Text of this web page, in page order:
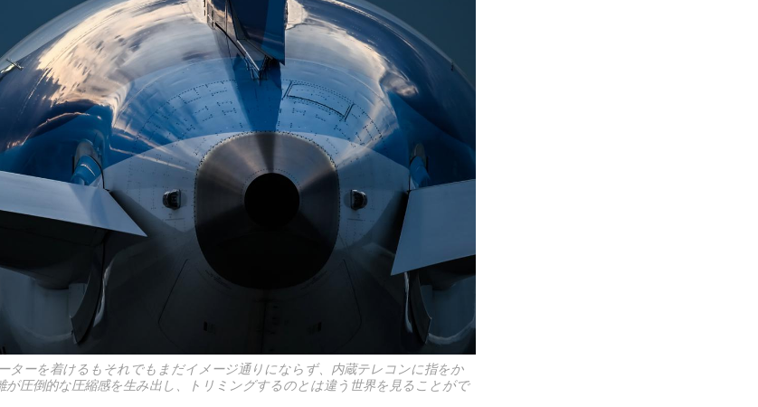
ターを着けるもそれでもまだイメージ通りにならず、内蔵テレコンに指をか
が圧倒的な圧縮感を生み出し、トリミングするのとは違う世界を見ることがで